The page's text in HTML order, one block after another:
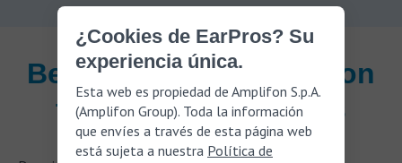
Beneficios de dormir con
tapones en los oídos
¿Cookies de EarPros? Su
experiencia única.
Esta web es propiedad de Amplifon S.p.A.
(Amplifon Group). Toda la información
que envíes a través de esta página web
está sujeta a nuestra Política de